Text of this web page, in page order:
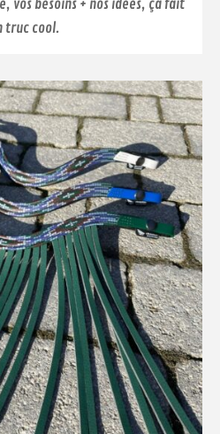
vos besoins + nos idées, ça fait
truc cool.